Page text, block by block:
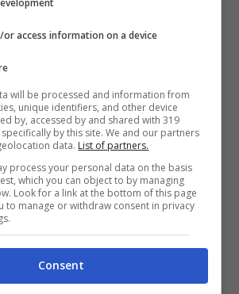
Italia per lavoro: fino a 6mila euro di
– ot11ot2.it
con la dicitura“Vieni a
“, è rivolto ai lavoratori under
or access information on a device
will be processed and information from
unique identifiers, and other device
by, accessed by and shared with 319
by this site. We and our partners
data. List of partners.
process your personal data on the basis
which you can object to by managing
Look for a link at the bottom of this page
to manage or withdraw consent in privacy
Consent